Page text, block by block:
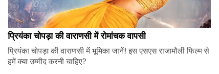
प्रियंका चोपड़ा की वाराणसी में रोमांचक वापसी
प्रियंका चोपड़ा की वाराणसी में भूमिका जानें! इस एसएस राजामौली फिल्म से
हमें क्या उम्मीद करनी चाहिए?